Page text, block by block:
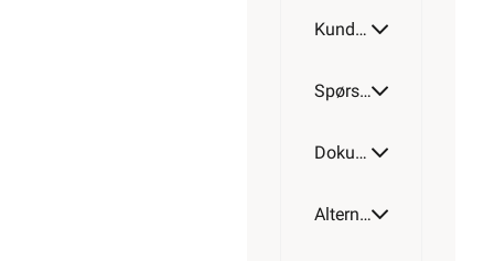
Kundeomtale
Spørsmål og svar
Dokumentasjon
Alternative artikler